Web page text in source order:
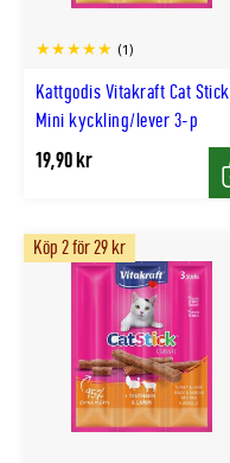
Kattgodis Vitakraft Cat Stick
Mini kyckling/lever 3-p
(1)
19,90 kr
Köp 2 för 29 kr